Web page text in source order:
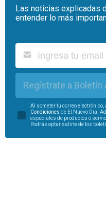
Las noticias explicadas
entender lo más
Regístrate a Boletín
Al someter tu correo electrónico,
Condiciones de El Nuevo Día.
especiales de productos o
Podrás optar salirte de los